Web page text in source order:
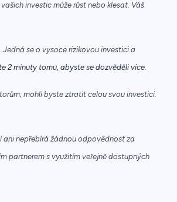
investic může růst nebo klesat. Váš
se o vysoce rizikovou investici a
2 minuty tomu, abyste se dozvěděli více.
mohli byste ztratit celou svou investici.
ani nepřebírá žádnou odpovědnost za
partnerem s využitím veřejně dostupných